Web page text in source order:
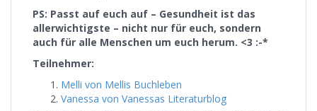
PS: Passt auf euch auf – Gesundheit ist das
allerwichtigste – nicht nur für euch, sondern
auch für alle Menschen um euch herum. <3 :-*
Teilnehmer:
Melli von Mellis Buchleben
Vanessa von Vanessas Literaturblog